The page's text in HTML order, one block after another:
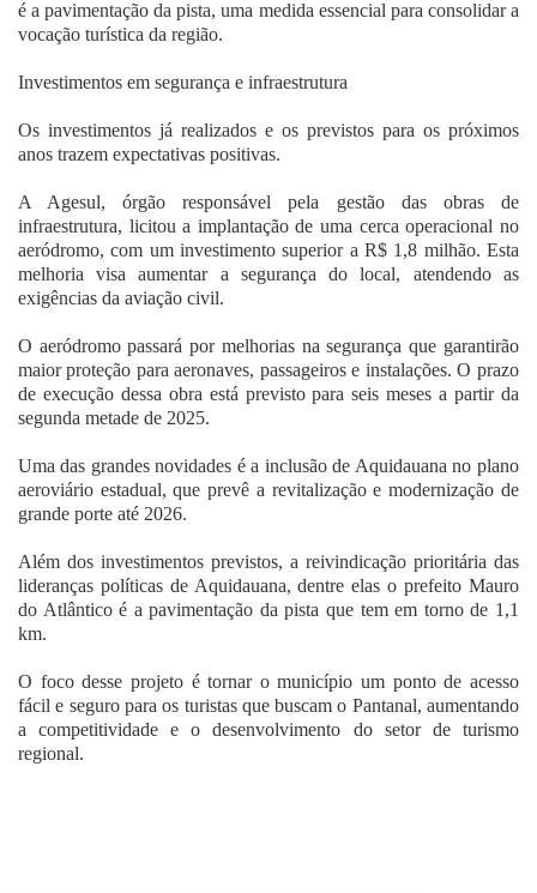
é a pavimentação da pista, uma medida essencial para consolidar a
vocação turística da região.
Investimentos em segurança e infraestrutura
Os investimentos já realizados e os previstos para os próximos
anos trazem expectativas positivas.
A Agesul, órgão responsável pela gestão das obras de
infraestrutura, licitou a implantação de uma cerca operacional no
aeródromo, com um investimento superior a R$ 1,8 milhão. Esta
melhoria visa aumentar a segurança do local, atendendo as
exigências da aviação civil.
O aeródromo passará por melhorias na segurança que garantirão
maior proteção para aeronaves, passageiros e instalações. O prazo
de execução dessa obra está previsto para seis meses a partir da
segunda metade de 2025.
Uma das grandes novidades é a inclusão de Aquidauana no plano
aeroviário estadual, que prevê a revitalização e modernização de
grande porte até 2026.
Além dos investimentos previstos, a reivindicação prioritária das
lideranças políticas de Aquidauana, dentre elas o prefeito Mauro
do Atlântico é a pavimentação da pista que tem em torno de 1,1
km.
O foco desse projeto é tornar o município um ponto de acesso
fácil e seguro para os turistas que buscam o Pantanal, aumentando
a competitividade e o desenvolvimento do setor de turismo
regional.